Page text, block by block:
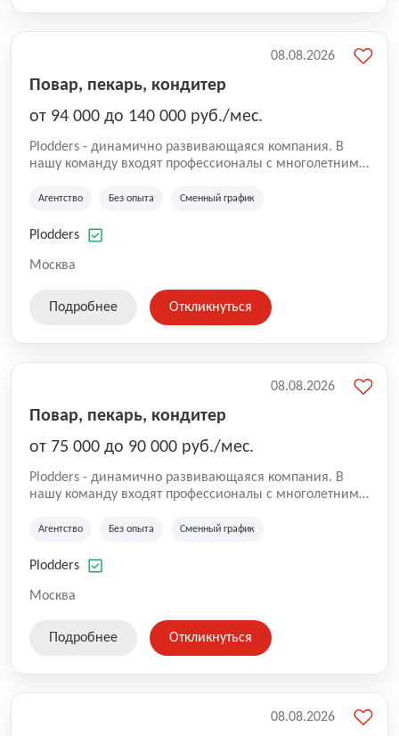
Повар, пекарь, кондитер
от 94 000 до 140 000 руб./мес.
Plodders - динамично развивающаяся компания. В
нашу команду входят профессионалы с многолетним
на рынке аутсорсинга, а накопленный опыт позволяют
оказываемых услуг.
Агентство Без опыта Сменный график
Plodders
Москва
08.08.2026
Подробнее Откликнуться
Повар, пекарь, кондитер
от 75 000 до 90 000 руб./мес.
Plodders - динамично развивающаяся компания. В
нашу команду входят профессионалы с многолетним
на рынке аутсорсинга, а накопленный опыт позволяют
оказываемых услуг.
Агентство Без опыта Сменный график
Plodders
Москва
08.08.2026
Подробнее Откликнуться
08.08.2026